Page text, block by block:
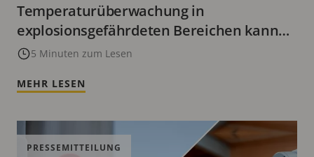
Temperaturüberwachung in
explosionsgefährdeten Bereichen kann
die Betriebseffizienz optimieren
5 Minuten zum Lesen
MEHR LESEN
PRESSEMITTEILUNG